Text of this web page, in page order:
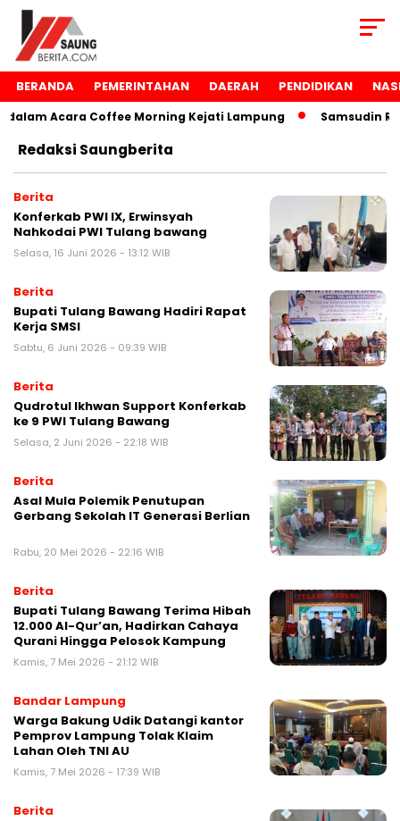
BERANDA PEMERINTAHAN DAERAH PENDIDIKAN
Acara Coffee Morning Kejati Lampung Samsudin Raih
Redaksi Saungberita
Berita
Konferkab PWI IX, Erwinsyah
Nahkodai PWI Tulang bawang ‎
Selasa, 16 Juni 2026 - 13:12 WIB
Berita
Bupati Tulang Bawang Hadiri Rapat
Kerja SMSI ‎
Sabtu, 6 Juni 2026 - 09:39 WIB
Berita
Qudrotul Ikhwan Support Konferkab
ke 9 PWI Tulang Bawang ‎
Selasa, 2 Juni 2026 - 22:18 WIB
Berita
Asal Mula Polemik Penutupan
Gerbang Sekolah IT Generasi Berlian
Rabu, 20 Mei 2026 - 22:16 WIB
Berita
Bupati Tulang Bawang Terima Hibah
12.000 Al-Qur’an, Hadirkan Cahaya
Qurani Hingga Pelosok Kampung ‎
Kamis, 7 Mei 2026 - 21:12 WIB
Bandar Lampung
Warga Bakung Udik Datangi kantor
Pemprov Lampung Tolak Klaim
Lahan Oleh TNI AU
Kamis, 7 Mei 2026 - 17:39 WIB
Berita